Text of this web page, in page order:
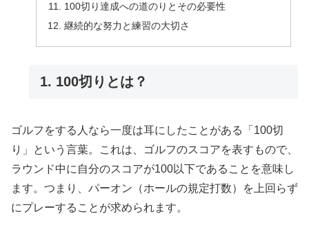
100切り達成への道のりとその必要性
継続的な努力と練習の大切さ
1. 100切りとは？
ゴルフをする人なら一度は耳にしたことがある「100切
り」という言葉。これは、ゴルフのスコアを表すもので、
ラウンド中に自分のスコアが100以下であることを意味し
ます。つまり、パーオン（ホールの規定打数）を上回らず
にプレーすることが求められます。